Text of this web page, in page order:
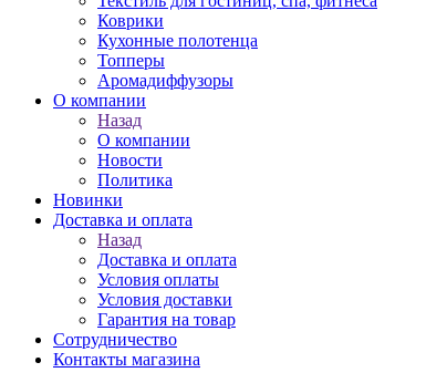
Коврики
Кухонные полотенца
Топперы
Аромадиффузоры
О компании
Назад
О компании
Новости
Политика
Новинки
Доставка и оплата
Назад
Доставка и оплата
Условия оплаты
Условия доставки
Гарантия на товар
Сотрудничество
Контакты магазина